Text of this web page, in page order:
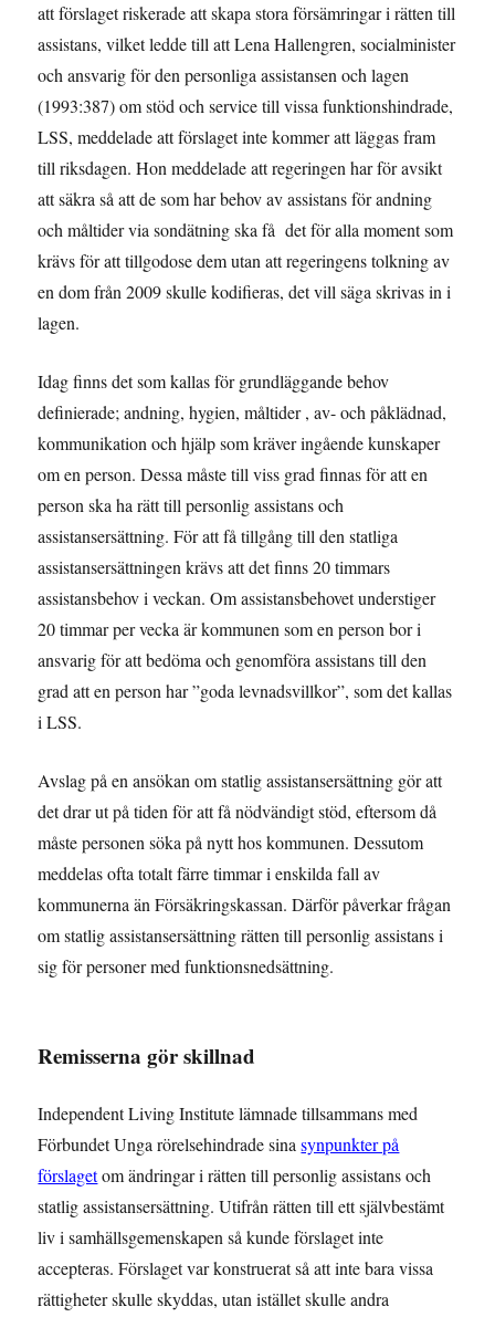
att förslaget riskerade att skapa stora försämringar i rätten till
assistans, vilket ledde till att Lena Hallengren, socialminister
och ansvarig för den personliga assistansen och lagen
(1993:387) om stöd och service till vissa funktionshindrade,
LSS, meddelade att förslaget inte kommer att läggas fram
till riksdagen. Hon meddelade att regeringen har för avsikt
att säkra så att de som har behov av assistans för andning
och måltider via sondätning ska få det för alla moment som
krävs för att tillgodose dem utan att regeringens tolkning av
en dom från 2009 skulle kodifieras, det vill säga skrivas in i
lagen.
Idag finns det som kallas för grundläggande behov
definierade; andning, hygien, måltider , av- och påklädnad,
kommunikation och hjälp som kräver ingående kunskaper
om en person. Dessa måste till viss grad finnas för att en
person ska ha rätt till personlig assistans och
assistansersättning. För att få tillgång till den statliga
assistansersättningen krävs att det finns 20 timmars
assistansbehov i veckan. Om assistansbehovet understiger
20 timmar per vecka är kommunen som en person bor i
ansvarig för att bedöma och genomföra assistans till den
grad att en person har ”goda levnadsvillkor”, som det kallas
i LSS.
Avslag på en ansökan om statlig assistansersättning gör att
det drar ut på tiden för att få nödvändigt stöd, eftersom då
måste personen söka på nytt hos kommunen. Dessutom
meddelas ofta totalt färre timmar i enskilda fall av
kommunerna än Försäkringskassan. Därför påverkar frågan
om statlig assistansersättning rätten till personlig assistans i
sig för personer med funktionsnedsättning.
Remisserna gör skillnad
Independent Living Institute lämnade tillsammans med
Förbundet Unga rörelsehindrade sinasynpunkter på
förslagetom ändringar i rätten till personlig assistans och
statlig assistansersättning. Utifrån rätten till ett självbestämt
liv i samhällsgemenskapen så kunde förslaget inte
accepteras. Förslaget var konstruerat så att inte bara vissa
rättigheter skulle skyddas, utan istället skulle andra